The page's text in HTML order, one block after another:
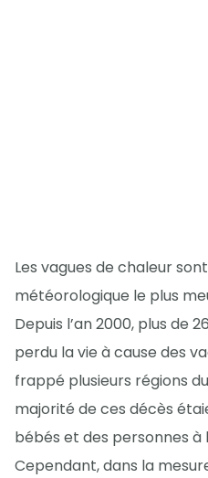
Les vagues de chaleur
météorologique le plus
Depuis l’an 2000, plus de
perdu la vie à cause des
frappé plusieurs régions
majorité de ces décès
bébés et des personnes à
Cependant, dans la